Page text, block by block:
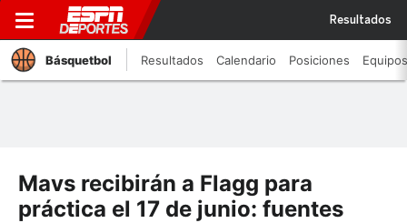
Resultados
Básquetbol Resultados Calendario Posiciones Equipos
Mavs recibirán a Flagg para
práctica el 17 de junio: fuentes